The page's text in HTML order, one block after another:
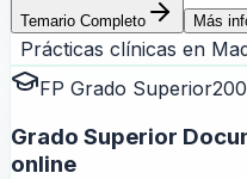
Temario Completo Más
Prácticas clínicas en
FP Grado Superior
Grado Superior
online